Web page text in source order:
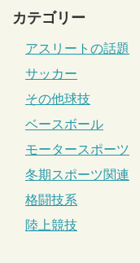
カテゴリー
アスリートの話題
サッカー
その他球技
ベースボール
モータースポーツ
冬期スポーツ関連
格闘技系
陸上競技